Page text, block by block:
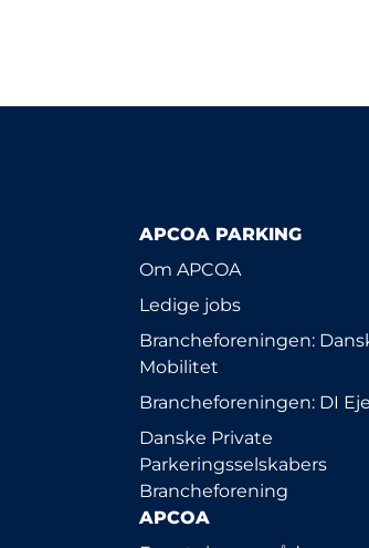
APCOA PARKING
Om APCOA
Ledige jobs
Brancheforeningen:
Mobilitet
Brancheforeningen: DI
Danske Private
Parkeringsselskabers
Brancheforening
APCOA